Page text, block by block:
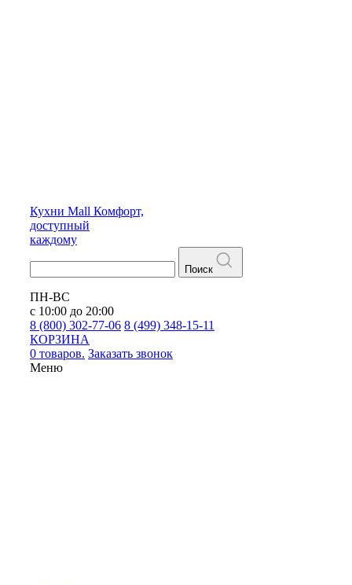
Кухни Mall Комфорт,
доступный
каждому
Поиск
ПН-ВС
с 10:00 до 20:00
8 (800) 302-77-06 8 (499) 348-15-11
КОРЗИНА
0 товаров. Заказать звонок
Меню